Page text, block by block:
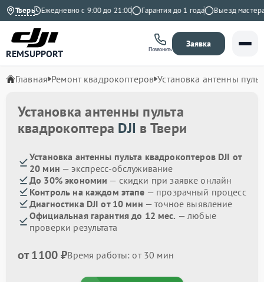
ТверьЕжедневно с 9:00 до 21:00 Гарантия до 1 года Выезд мастера
REMSUPPORT Позвонить
Заявка
Главная Ремонт квадрокоптеров Установка антенны
Установка антенны пульта
квадрокоптера DJI в Твери
Установка антенны пульта квадрокоптеров DJI от
20 мин — экспресс-обслуживание
До 30% экономии — скидки при заявке онлайн
Контроль на каждом этапе — прозрачный процесс
Диагностика DJI от 10 мин — точное выявление
Официальная гарантия до 12 мес. — любые
проверки результата
от 1100 ₽Время работы: от 30 мин